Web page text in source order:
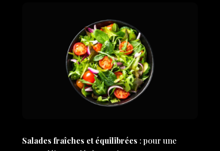
Salades fraîches et équilibrées : pour une